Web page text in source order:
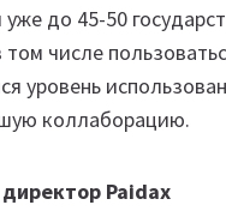
до 45-50
числе
уровень
коллаборацию.
Paidax